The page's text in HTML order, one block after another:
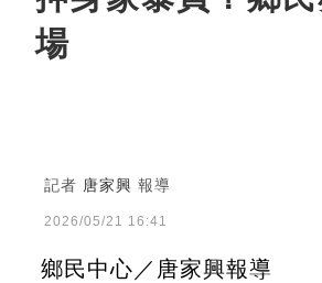
場
記者 唐家興 報導
2026/05/21 16:41
鄉民中心／唐家興報導